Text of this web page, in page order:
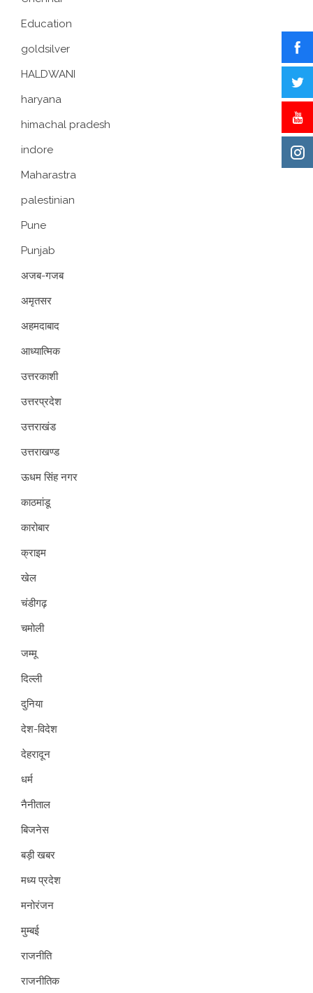
Education
goldsilver
HALDWANI
haryana
himachal pradesh
indore
Maharastra
palestinian
Pune
Punjab
अजब-गजब
अमृतसर
अहमदाबाद
आध्यात्मिक
उत्तरकाशी
उत्तरप्रदेश
उत्तराखंड
उत्तराखण्ड
ऊधम सिंह नगर
काठमांडू
कारोबार
क्राइम
खेल
चंडीगढ़
चमोली
जम्मू
दिल्ली
दुनिया
देश-विदेश
देहरादून
धर्म
नैनीताल
बिजनेस
बड़ी खबर
मध्य प्रदेश
मनोरंजन
मुम्बई
राजनीति
राजनीतिक